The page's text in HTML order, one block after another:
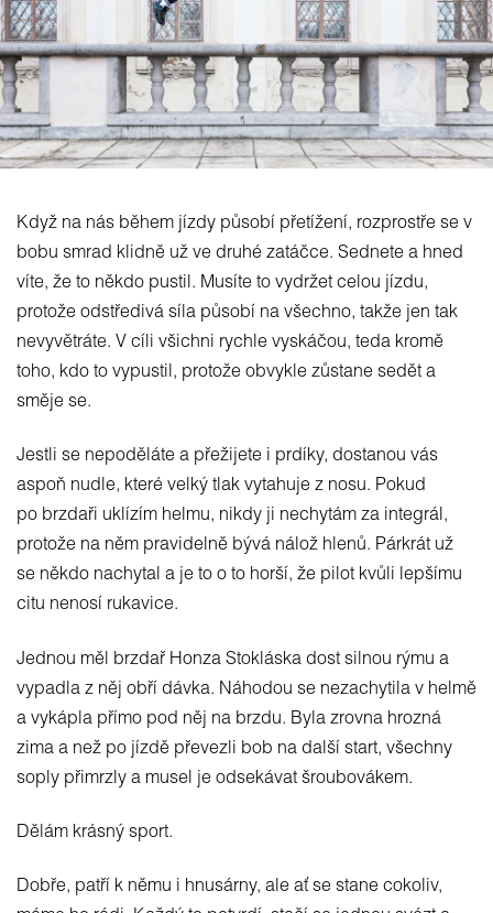
Když na nás během jízdy působí přetížení, rozprostře se v
bobu smrad klidně už ve druhé zatáčce. Sednete a hned
víte, že to někdo pustil. Musíte to vydržet celou jízdu,
protože odstředivá síla působí na všechno, takže jen tak
nevyvětráte. V cíli všichni rychle vyskáčou, teda kromě
toho, kdo to vypustil, protože obvykle zůstane sedět a
směje se.
Jestli se nepoděláte a přežijete i prdíky, dostanou vás
aspoň nudle, které velký tlak vytahuje z nosu. Pokud
po brzdaři uklízím helmu, nikdy ji nechytám za integrál,
protože na něm pravidelně bývá nálož hlenů. Párkrát už
se někdo nachytal a je to o to horší, že pilot kvůli lepšímu
citu nenosí rukavice.
Jednou měl brzdař Honza Stokláska dost silnou rýmu a
vypadla z něj obří dávka. Náhodou se nezachytila v helmě
a vykápla přímo pod něj na brzdu. Byla zrovna hrozná
zima a než po jízdě převezli bob na další start, všechny
soply přimrzly a musel je odsekávat šroubovákem.
Dělám krásný sport.
Dobře, patří k němu i hnusárny, ale ať se stane cokoliv,